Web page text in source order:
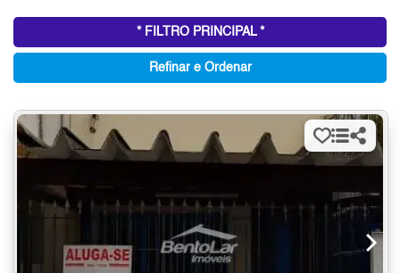
* FILTRO PRINCIPAL *
Refinar e Ordenar